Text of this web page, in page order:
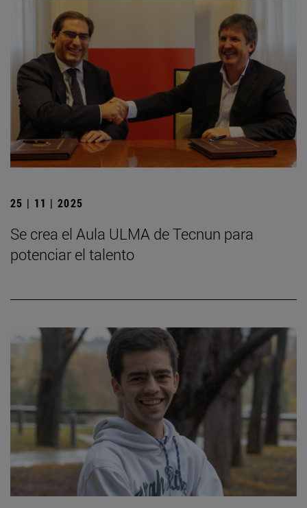
25 | 11 | 2025
Se crea el Aula ULMA de Tecnun para
potenciar el talento